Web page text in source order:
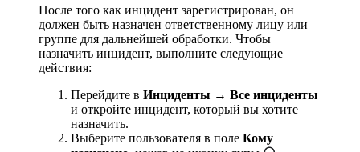
После того как инцидент зарегистрирован, он
должен быть назначен ответственному лицу или
группе для дальнейшей обработки. Чтобы
назначить инцидент, выполните следующие
действия:
Перейдите в Инциденты → Все инциденты
и откройте инцидент, который вы хотите
назначить.
Выберите пользователя в поле Кому